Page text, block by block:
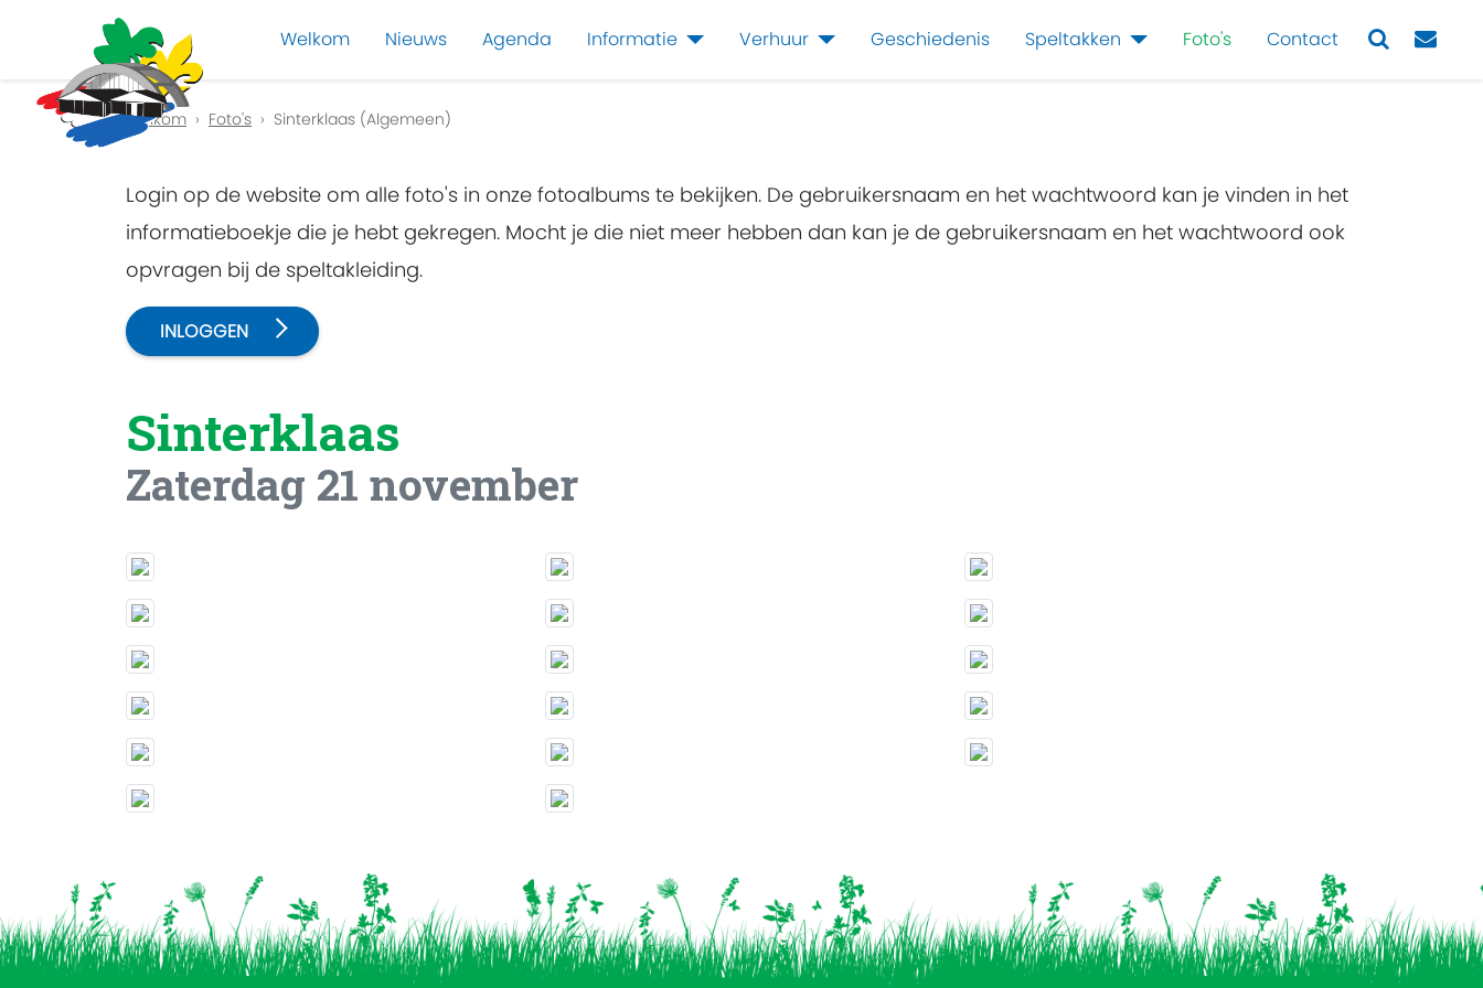
Welkom Nieuws Agenda Informatie Verhuur Geschiedenis Speltakken Foto's Contact
Previous
Welkom Foto's Sinterklaas (Algemeen)
Login op de website om alle foto's in onze fotoalbums te bekijken. De gebruikersnaam en het wachtwoord kan je vinden in het
informatieboekje die je hebt gekregen. Mocht je die niet meer hebben dan kan je de gebruikersnaam en het wachtwoord ook
opvragen bij de speltakleiding.
INLOGGEN
Sinterklaas
Zaterdag 21 november